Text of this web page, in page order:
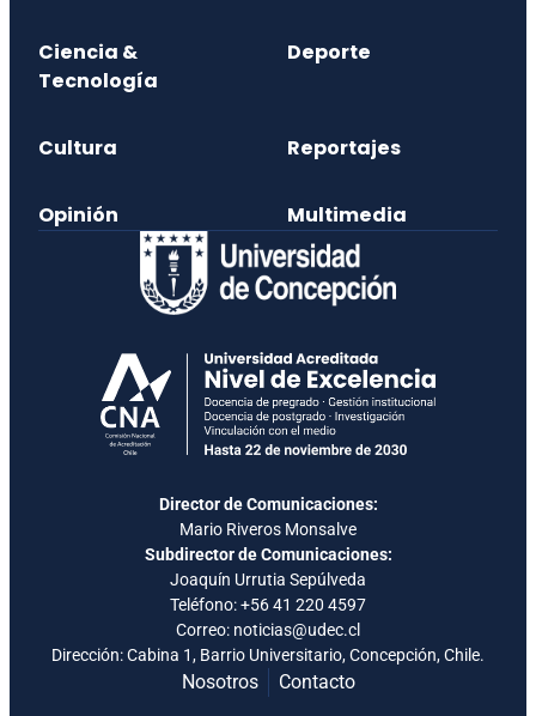
Ciencia &
Tecnología
Deporte
Cultura Reportajes
Opinión Multimedia
Director de Comunicaciones:
Mario Riveros Monsalve
Subdirector de Comunicaciones:
Joaquín Urrutia Sepúlveda
Teléfono:+56 41 220 4597
Correo: noticias@udec.cl
Dirección: Cabina 1, Barrio Universitario, Concepción, Chile.
Nosotros Contacto